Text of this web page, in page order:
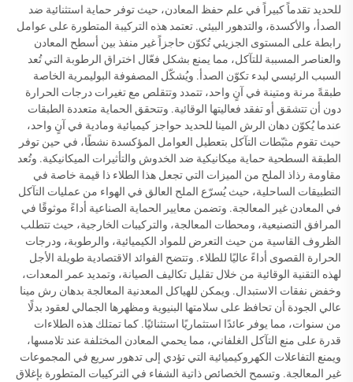
للحديد تقدماً كبيراً في علم حفظ المعادن، حيث توفر حماية استثنائية ضد
الصدأ، والأكسدة، والتدهور البيئي. تعتمد هذه التركيبة المتطورة على عوامل
رابطة على المستوى الجزيئي تُكوّن حاجزاً غير منفذ بين أسطح المعادن
والعناصر المسببة للتآكل، مما يمنع بشكل فعّال اختراق الرطوبة التي تُعد
السبب الرئيسي لبدء تكوّن الصدأ. ويُشكّل المصفوفة البوليمرية الخاصة
طبقةً مرنة ومتينة في آنٍ واحد، تتمدد وتتقلص مع تغيرات درجات الحرارة
دون أن تتشقق أو تفقد فعاليتها الوقائية. وتتحقق الحماية متعددة الطبقات
عندما يُكوّن دهان الرش المينا للحديد حواجز كيميائية ومادية في آنٍ واحد،
حيث تقوم مثبّطات التآكل بتعطيل العوامل المؤكسدة نشطًا، في حين توفر
الطبقة السطحية حماية ميكانيكية ضد الخدوش والتأثيرات الميكانيكية. وتُعد
مقاومة رذاذ الملح من الميزات التي تجعل هذا الطلاء ذا قيمة خاصة في
التطبيقات الساحلية، حيث يُسرّع الملح العالق في الهواء من عمليات التآكل
في المعادن غير المعالجة. وتضمن معايير الحماية الصناعية أداءً موثوقًا في
المرافق التصنيعية، ومحطات المعالجة، والتركيبات الخارجية، حيث تتطلب
الظروف القاسية من حيث التعرض للمواد الكيميائية، والرطوبة، ودرجات
الحرارة القصوى أداءً عاليًا للطلاء. وتتضح الفوائد الاقتصادية طويلة الأجل
لهذه التقنية الوقائية من خلال تقليل تكاليف الصيانة، وتمديد عمر المعدات،
وخفض نفقات الاستبدال. ويمكن للهياكل المعدنية المعالجة بدهان رش مينا
عالي الجودة أن تحافظ على سلامتها البنيوية ومظهرها الجمالي لعقود بدلًا
من سنوات، مما يوفر عائدًا استثماريًا استثنائيًا. كما تمتلك هذه الطلاءات
قدرة على منع التآكل الغلفاني، مما يحمي المعادن المختلفة عند تلامسها،
ويمنع التفاعلات الكهروكيميائية التي تؤدي إلى تدهور سريع في المجموعات
غير المعالجة. وتسمح الخصائص ذاتية الشفاء في التركيبات المتطورة بإغلاق